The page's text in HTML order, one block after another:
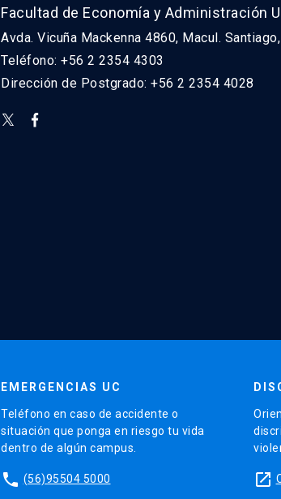
Facultad de Economía y Administración
Avda. Vicuña Mackenna 4860, Macul.
Teléfono: +56 2 2354 4303
Dirección de Postgrado: +56 2 2354 4028
EMERGENCIAS UC
Teléfono en caso de accidente o
situación que ponga en riesgo tu vida
dentro de algún campus.
phone (56)95504 5000 launch